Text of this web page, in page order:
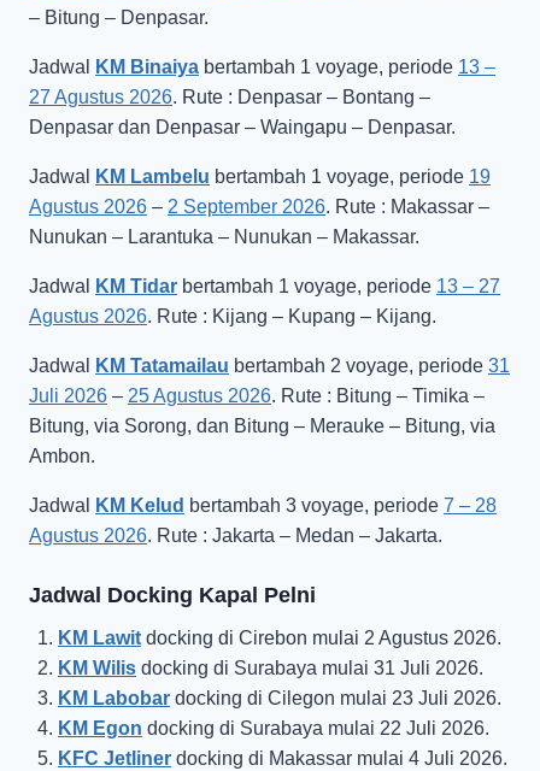
– Bitung – Denpasar.
Jadwal KM Binaiya bertambah 1 voyage, periode 13 –
27 Agustus 2026. Rute : Denpasar – Bontang –
Denpasar dan Denpasar – Waingapu – Denpasar.
Jadwal KM Lambelu bertambah 1 voyage, periode 19
Agustus 2026 – 2 September 2026. Rute : Makassar –
Nunukan – Larantuka – Nunukan – Makassar.
Jadwal KM Tidar bertambah 1 voyage, periode 13 – 27
Agustus 2026. Rute : Kijang – Kupang – Kijang.
Jadwal KM Tatamailau bertambah 2 voyage, periode 31
Juli 2026 – 25 Agustus 2026. Rute : Bitung – Timika –
Bitung, via Sorong, dan Bitung – Merauke – Bitung, via
Ambon.
Jadwal KM Kelud bertambah 3 voyage, periode 7 – 28
Agustus 2026. Rute : Jakarta – Medan – Jakarta.
Jadwal Docking Kapal Pelni
KM Lawit docking di Cirebon mulai 2 Agustus 2026.
KM Wilis docking di Surabaya mulai 31 Juli 2026.
KM Labobar docking di Cilegon mulai 23 Juli 2026.
KM Egon docking di Surabaya mulai 22 Juli 2026.
KFC Jetliner docking di Makassar mulai 4 Juli 2026.